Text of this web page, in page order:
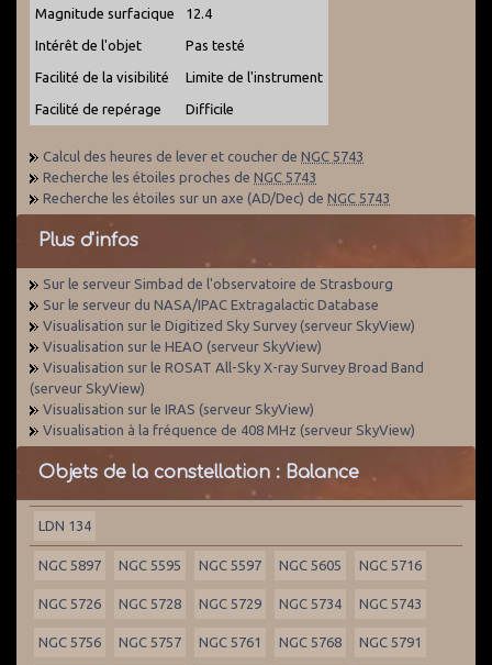
Magnitude surfacique 12.4
Intérêt de l'objet Pas testé
Facilité de la visibilité Limite de l'instrument
Facilité de repérage Difficile
Calcul des heures de lever et coucher de NGC 5743
Recherche les étoiles proches de NGC 5743
Recherche les étoiles sur un axe (AD/Dec) de NGC 5743
Plus d'infos
Sur le serveur Simbad de l'observatoire de Strasbourg
Sur le serveur du NASA/IPAC Extragalactic Database
Visualisation sur le Digitized Sky Survey (serveur SkyView)
Visualisation sur le HEAO (serveur SkyView)
Visualisation sur le ROSAT All-Sky X-ray Survey Broad Band
(serveur SkyView)
Visualisation sur le IRAS (serveur SkyView)
Visualisation à la fréquence de 408 MHz (serveur SkyView)
Objets de la constellation : Balance
LDN 134
NGC 5897 NGC 5595 NGC 5597 NGC 5605 NGC 5716
NGC 5726 NGC 5728 NGC 5729 NGC 5734 NGC 5743
NGC 5756 NGC 5757 NGC 5761 NGC 5768 NGC 5791